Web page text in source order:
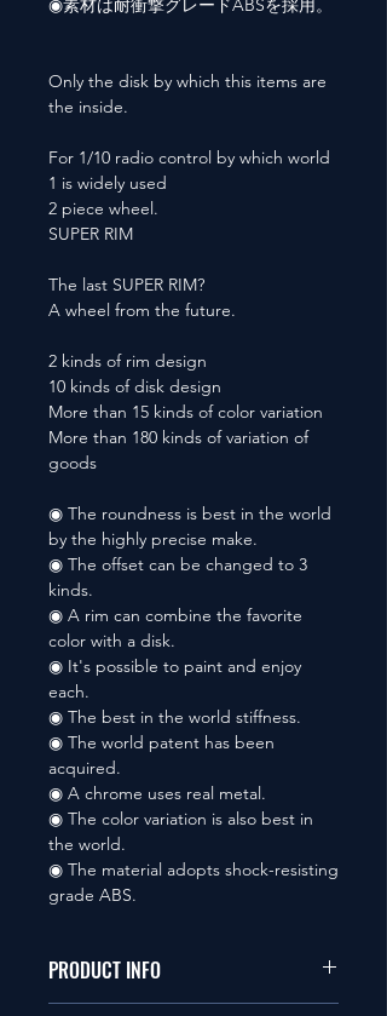
◉素材は耐衝撃グレードABSを採用。
Only the disk by which this items are
the inside.
For 1/10 radio control by which world
1 is widely used
2 piece wheel.
SUPER RIM
The last SUPER RIM?
A wheel from the future.
2 kinds of rim design
10 kinds of disk design
More than 15 kinds of color variation
More than 180 kinds of variation of
goods
◉ The roundness is best in the world
by the highly precise make.
◉ The offset can be changed to 3
kinds.
◉ A rim can combine the favorite
color with a disk.
◉ It's possible to paint and enjoy
each.
◉ The best in the world stiffness.
◉ The world patent has been
acquired.
◉ A chrome uses real metal.
◉ The color variation is also best in
the world.
◉ The material adopts shock-resisting
grade ABS.
PRODUCT INFO